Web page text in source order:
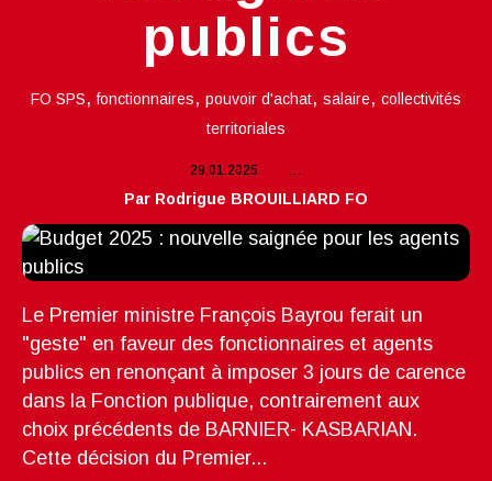
publics
FO SPS,fonctionnaires, pouvoir d'achat, salaire, collectivités
territoriales
29.01.2025 …
Par Rodrigue BROUILLIARD FO
Le Premier ministre François Bayrou ferait un
"geste" en faveur des fonctionnaires et agents
publics en renonçant à imposer 3 jours de carence
dans la Fonction publique, contrairement aux
choix précédents de BARNIER- KASBARIAN.
Cette décision du Premier...